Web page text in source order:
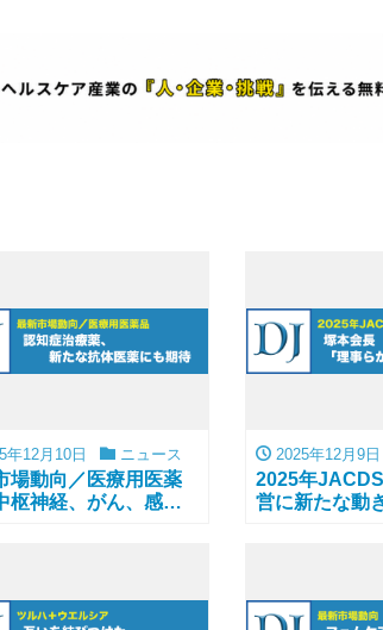
年12月10日 ニュース
場動向／医療用医薬
枢神経、がん、感染
2025年12月9日
2025年
営に新たな動